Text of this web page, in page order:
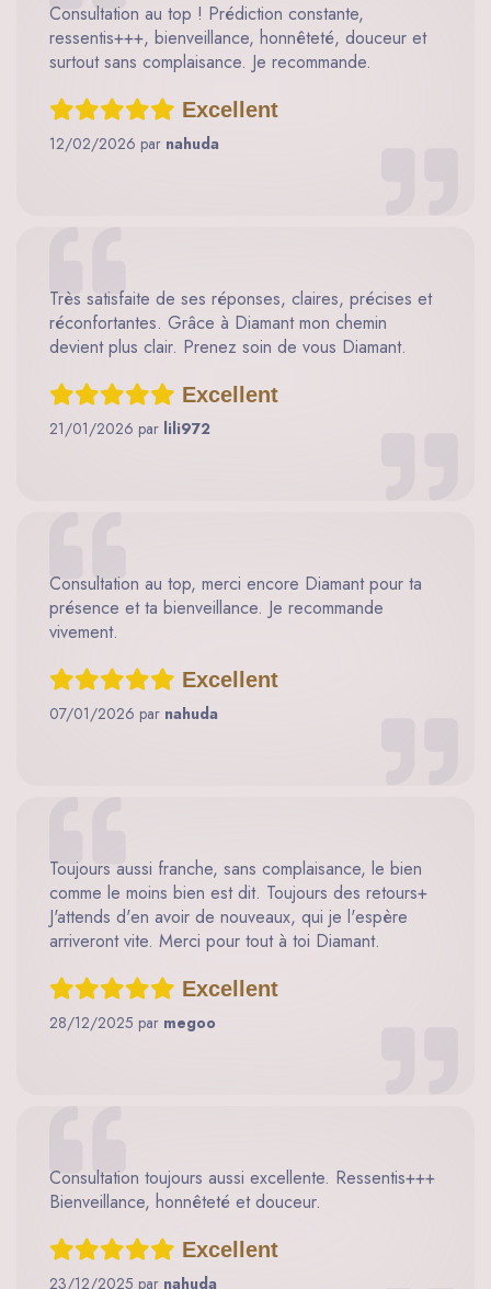
Consultation au top ! Prédiction constante,
ressentis+++, bienveillance, honnêteté, douceur et
surtout sans complaisance. Je recommande.
Excellent
12/02/2026 par nahuda
Très satisfaite de ses réponses, claires, précises et
réconfortantes. Grâce à Diamant mon chemin
devient plus clair. Prenez soin de vous Diamant.
Excellent
21/01/2026 par lili972
Consultation au top, merci encore Diamant pour ta
présence et ta bienveillance. Je recommande
vivement.
Excellent
07/01/2026 par nahuda
Toujours aussi franche, sans complaisance, le bien
comme le moins bien est dit. Toujours des retours+
J'attends d'en avoir de nouveaux, qui je l'espère
arriveront vite. Merci pour tout à toi Diamant.
Excellent
28/12/2025 par megoo
Consultation toujours aussi excellente. Ressentis+++
Bienveillance, honnêteté et douceur.
Excellent
23/12/2025 par nahuda